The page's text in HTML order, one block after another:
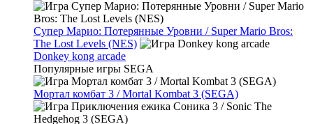
Супер Марио: Потерянные Уровни / Super Mario Bros:
The Lost Levels (NES)
Donkey kong arcade
Популярные игры SEGA
Мортал комбат 3 / Mortal Kombat 3 (SEGA)